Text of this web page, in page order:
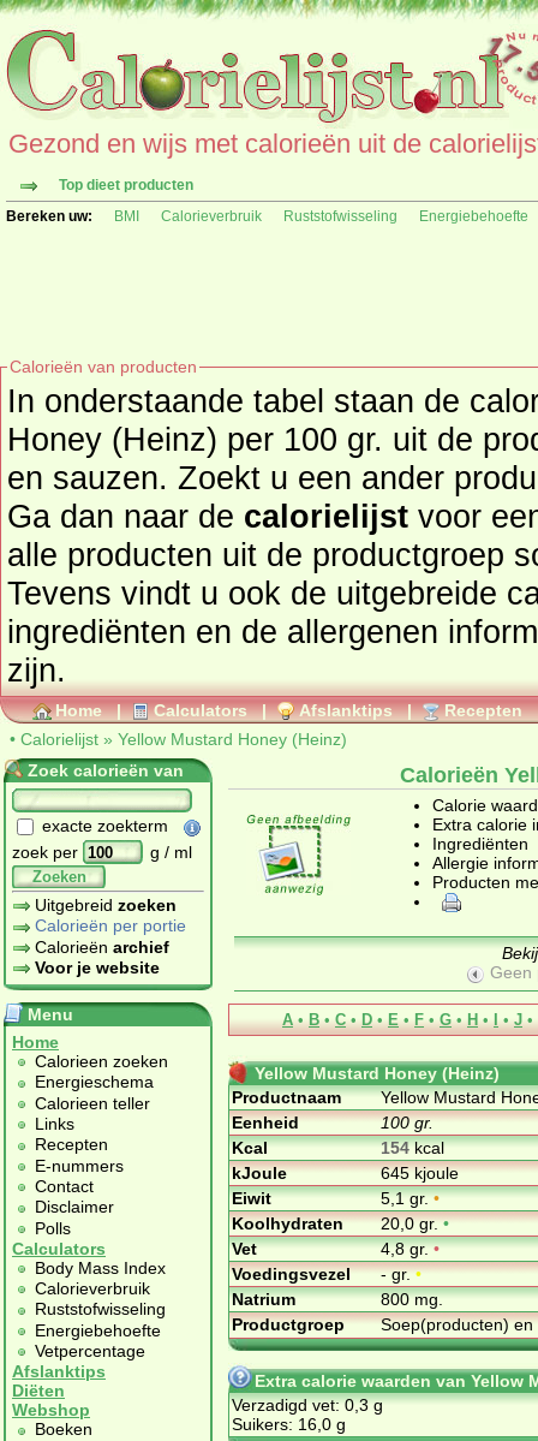
Gezond en wijs met calorieën uit de
Top dieet producten
Bereken uw:
BMI Calorieverbruik Ruststofwisseling Energiebehoefte
Calorieën van producten
In onderstaande tabel staan de
Honey (Heinz) per 100 gr. uit de
en sauzen. Zoekt u een ander product en de calorieën daarvan?
Ga dan naar de calorielijst voor een
alle producten uit de productgroep
Tevens vindt u ook de uitgebreide
ingrediënten en de allergenen
zijn.
Home | Calculators | Afslanktips | Recepten
• Calorielijst » Yellow Mustard Honey (Heinz)
Zoek calorieën van
exacte zoekterm
zoek per
g / ml
Zoeken
Uitgebreid zoeken
Calorieën per portie
Calorieën archief
Voor je website
Menu
Home
Calorieen zoeken
Energieschema
Calorieen teller
Links
Recepten
E-nummers
Contact
Disclaimer
Polls
Calculators
Body Mass Index
Calorieverbruik
Ruststofwisseling
Energiebehoefte
Vetpercentage
Afslanktips
Diëten
Webshop
Boeken
Calorieën
Calorie
Extra calorie
Ingrediënten
Allergie
Producten
Geen
A • B • C • D • E • F • G • H • I • J •
Yellow Mustard Honey (Heinz)
Productnaam
Yellow Mustard
Eenheid
100 gr.
Kcal
154kcal
kJoule
645 kjoule
Eiwit
5,1 gr.•
Koolhydraten
20,0 gr.•
Vet
4,8 gr.•
Voedingsvezel
- gr.•
Natrium
800 mg.
Productgroep
Soep(producten)
Extra calorie waarden van Yellow
Verzadigd vet: 0,3 g
Suikers: 16,0 g